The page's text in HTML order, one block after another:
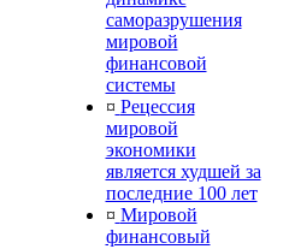
саморазрушения
мировой
финансовой
системы
¤ Рецессия
мировой
экономики
является худшей за
последние 100 лет
¤ Мировой
финансовый